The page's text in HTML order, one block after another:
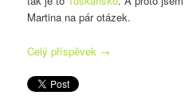
Martina na pár otázek.
Celý příspěvek →